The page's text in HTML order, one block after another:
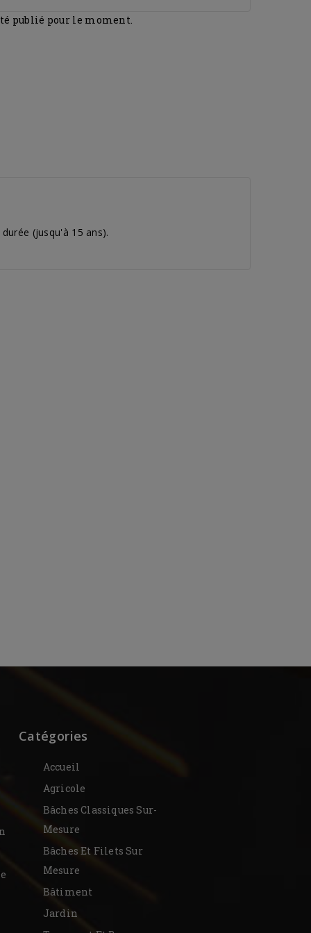
(jusqu'à 15 ans).
publié pour le moment.
Catégories
Accueil
Agricole
Bâches Classiques Sur-
Mesure
Bâches Et Filets Sur
Mesure
Bâtiment
Jardin